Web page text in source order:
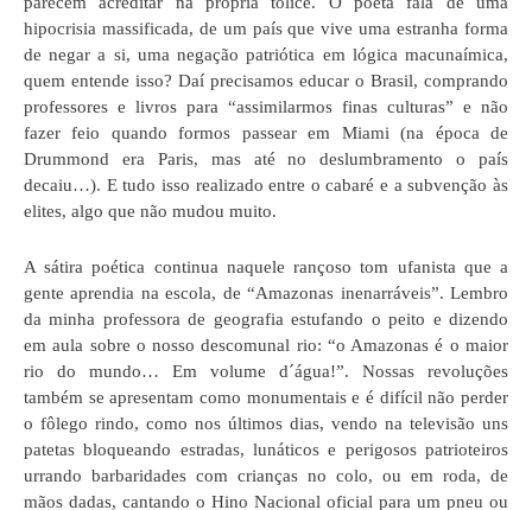
hipocrisia massificada, de um país que vive uma estranha forma
de negar a si, uma negação patriótica em lógica macunaímica,
quem entende isso? Daí precisamos educar o Brasil, comprando
professores e livros para “assimilarmos finas culturas” e não
fazer feio quando formos passear em Miami (na época de
Drummond era Paris, mas até no deslumbramento o país
decaiu…). E tudo isso realizado entre o cabaré e a subvenção às
elites, algo que não mudou muito.
A sátira poética continua naquele rançoso tom ufanista que a
gente aprendia na escola, de “Amazonas inenarráveis”. Lembro
da minha professora de geografia estufando o peito e dizendo
em aula sobre o nosso descomunal rio: “o Amazonas é o maior
rio do mundo… Em volume d´água!”. Nossas revoluções
também se apresentam como monumentais e é difícil não perder
o fôlego rindo, como nos últimos dias, vendo na televisão uns
patetas bloqueando estradas, lunáticos e perigosos patrioteiros
urrando barbaridades com crianças no colo, ou em roda, de
mãos dadas, cantando o Hino Nacional oficial para um pneu ou